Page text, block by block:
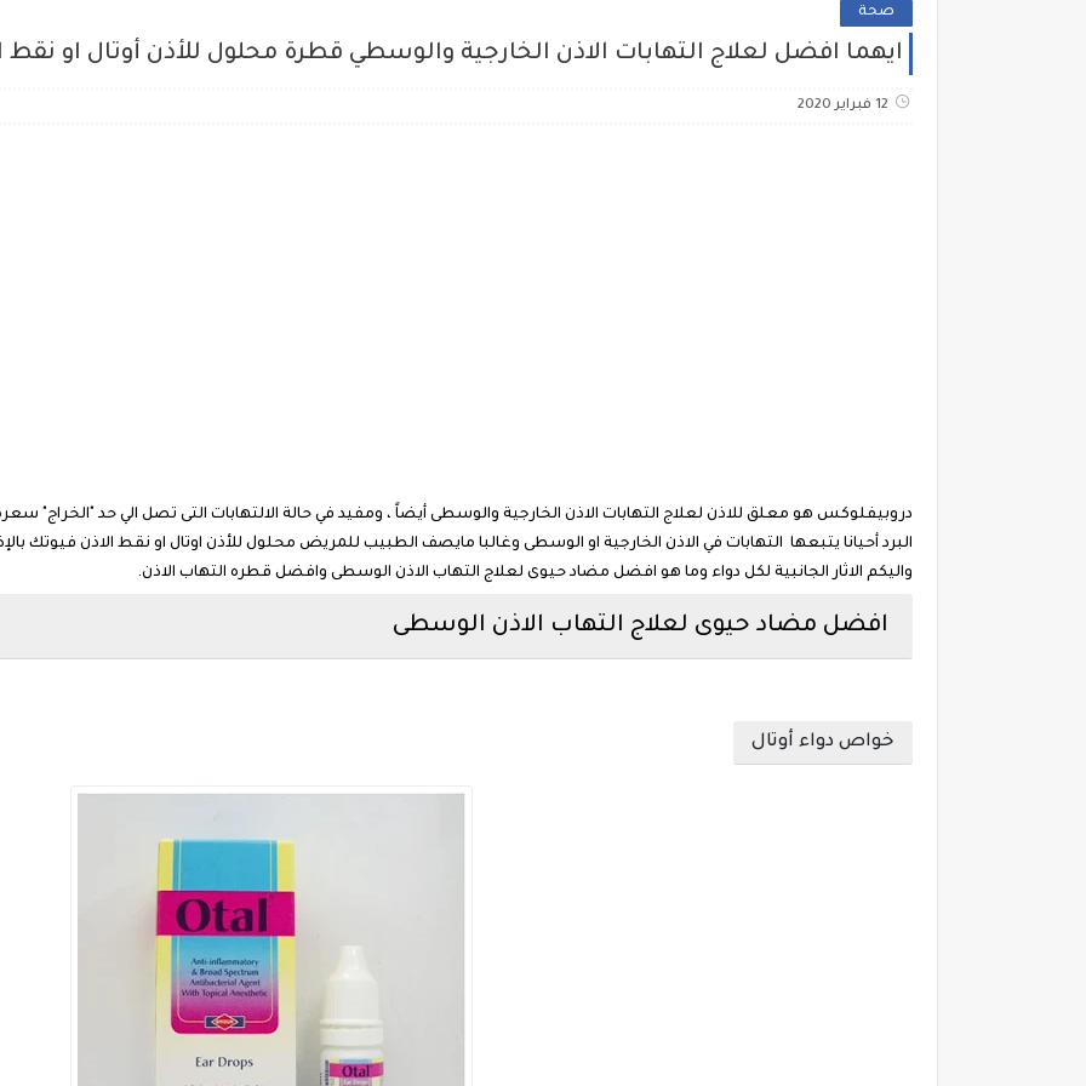
صحة
ايهما افضل لعلاج التهابات الاذن الخارجية والوسطي قطرة محلول للأذن أوتال او
12 فبراير 2020
البرد أحيانا يتبعها التهابات في الاذن الخارجية او الوسطى وغالبا مايصف الطبيب للمريض محلول للأذن اوتال او نقط الاذن فيوتك
واليكم الاثار الجانبية لكل دواء وما هو افضل مضاد حيوى لعلاج التهاب الاذن الوسطى وافضل قطره التهاب الاذن.
افضل مضاد حيوى لعلاج التهاب الاذن الوسطى
خواص دواء أوتال